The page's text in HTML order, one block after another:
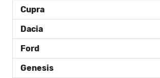
Cupra
Dacia
Ford
Genesis